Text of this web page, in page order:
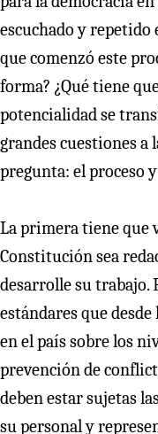
escuchado y repetido
que comenzó este
forma? ¿Qué tiene
potencialidad se
grandes cuestiones a
pregunta: el proceso
La primera tiene que
Constitución sea
desarrolle su trabajo.
estándares que
en el país sobre los
prevención de
deben estar sujetas
su personal y